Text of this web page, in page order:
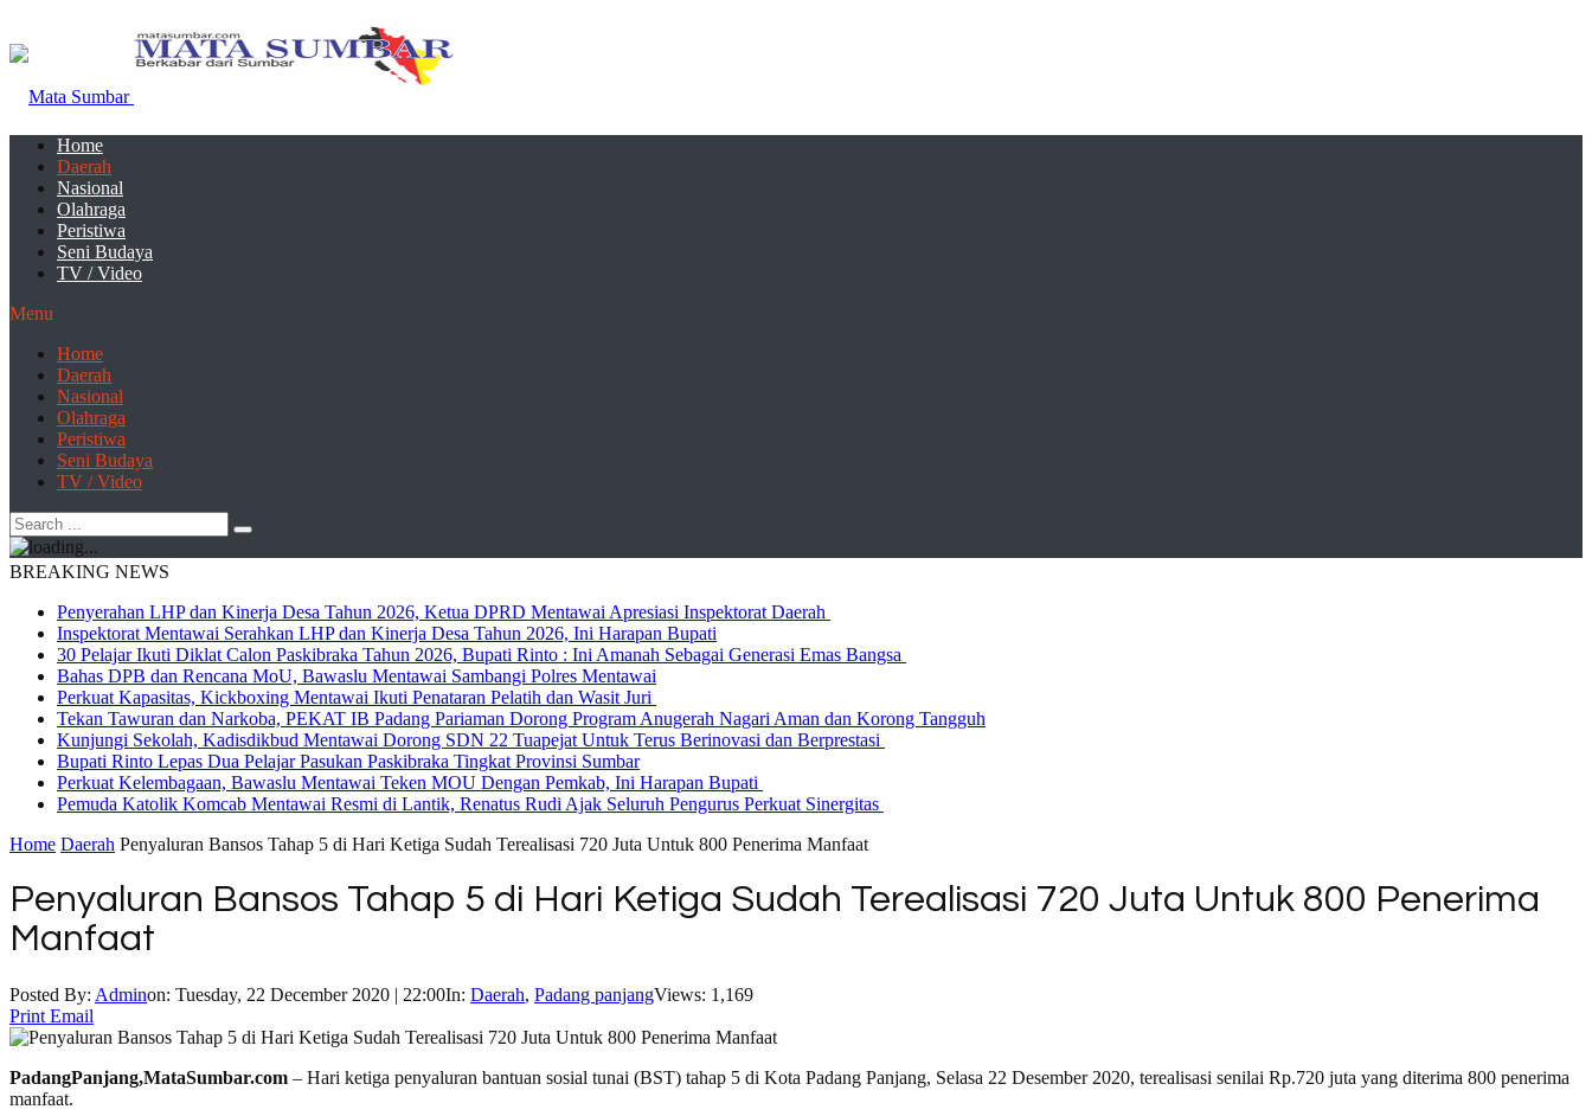
Home
Daerah
Nasional
Olahraga
Peristiwa
Seni Budaya
TV / Video
Menu
Home
Daerah
Nasional
Olahraga
Peristiwa
Seni Budaya
TV / Video
BREAKING NEWS
Penyerahan LHP dan Kinerja Desa Tahun 2026, Ketua DPRD Mentawai Apresiasi Inspektorat Daerah
Inspektorat Mentawai Serahkan LHP dan Kinerja Desa Tahun 2026, Ini Harapan Bupati
30 Pelajar Ikuti Diklat Calon Paskibraka Tahun 2026, Bupati Rinto : Ini Amanah Sebagai Generasi Emas Bangsa
Bahas DPB dan Rencana MoU, Bawaslu Mentawai Sambangi Polres Mentawai
Perkuat Kapasitas, Kickboxing Mentawai Ikuti Penataran Pelatih dan Wasit Juri
Tekan Tawuran dan Narkoba, PEKAT IB Padang Pariaman Dorong Program Anugerah Nagari Aman dan Korong Tangguh
Kunjungi Sekolah, Kadisdikbud Mentawai Dorong SDN 22 Tuapejat Untuk Terus Berinovasi dan Berprestasi
Bupati Rinto Lepas Dua Pelajar Pasukan Paskibraka Tingkat Provinsi Sumbar
Perkuat Kelembagaan, Bawaslu Mentawai Teken MOU Dengan Pemkab, Ini Harapan Bupati
Pemuda Katolik Komcab Mentawai Resmi di Lantik, Renatus Rudi Ajak Seluruh Pengurus Perkuat Sinergitas
Home Daerah Penyaluran Bansos Tahap 5 di Hari Ketiga Sudah Terealisasi 720 Juta Untuk 800 Penerima Manfaat
Penyaluran Bansos Tahap 5 di Hari Ketiga Sudah Terealisasi 720 Juta Untuk 800 Penerima
Manfaat
Posted By: Adminon: Tuesday, 22 December 2020 | 22:00In: Daerah, Padang panjangViews: 1,169
Print Email
PadangPanjang,MataSumbar.com – Hari ketiga penyaluran bantuan sosial tunai (BST) tahap 5 di Kota Padang Panjang, Selasa 22 Desember 2020, terealisasi senilai Rp.720 juta yang diterima 800 penerima
manfaat.